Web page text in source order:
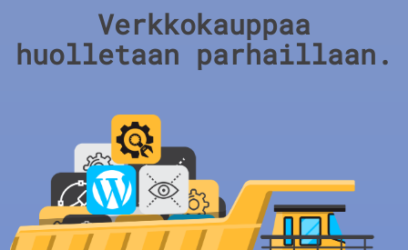
Verkkokauppaa
huolletaan parhaillaan.